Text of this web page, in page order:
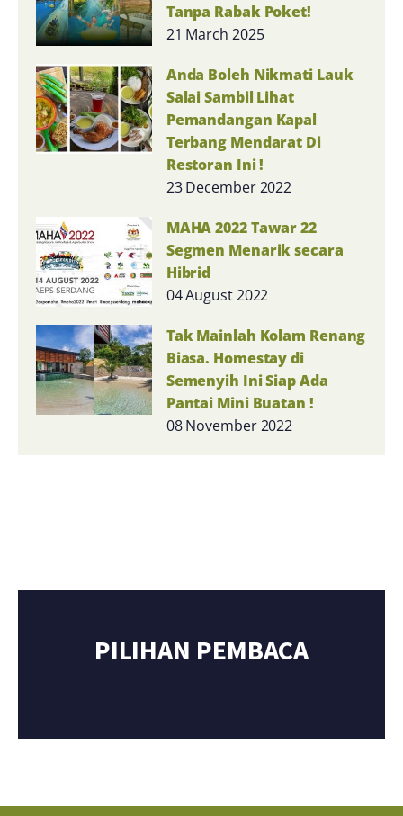
Tanpa Rabak Poket!
21 March 2025
Anda Boleh Nikmati Lauk
Salai Sambil Lihat
Pemandangan Kapal
Terbang Mendarat Di
Restoran Ini !
23 December 2022
MAHA 2022 Tawar 22
Segmen Menarik secara
Hibrid
04 August 2022
Tak Mainlah Kolam Renang
Biasa. Homestay di
Semenyih Ini Siap Ada
Pantai Mini Buatan !
08 November 2022
PILIHAN PEMBACA